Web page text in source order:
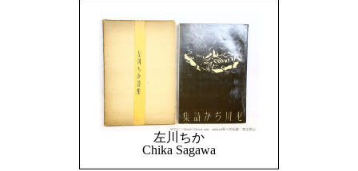
左川ちか
Chika Sagawa